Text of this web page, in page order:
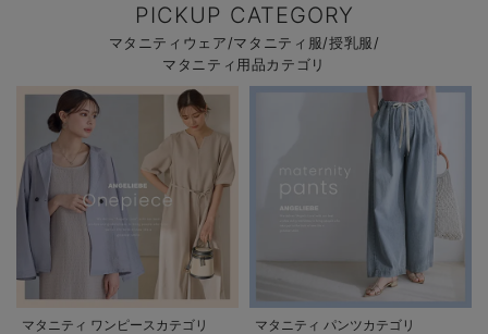
PICKUP CATEGORY
マタニティウェア/マタニティ服/授乳服/
マタニティ用品カテゴリ
マタニティ ワンピースカテゴリ マタニティ パンツカテゴリ